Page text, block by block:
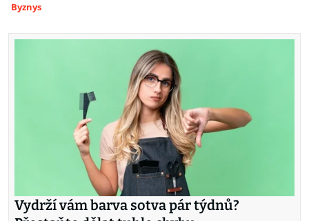
Byznys
Vydrží vám barva sotva pár týdnů?